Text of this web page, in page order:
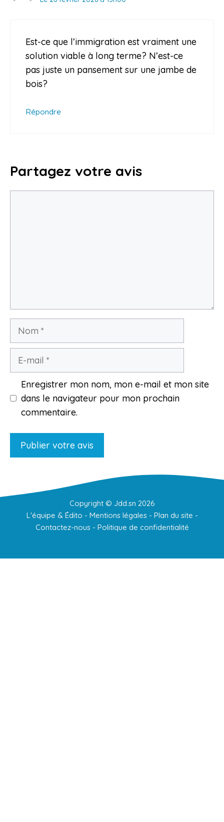
Est-ce que l’immigration est vraiment une
solution viable à long terme? N’est-ce
pas juste un pansement sur une jambe de
bois?
Répondre
Partagez votre avis
Nom
Enregistrer mon nom, mon e-mail et mon site
dans le navigateur pour mon prochain
commentaire.
Copyright © Jdd.sn 2026
L'équipe & Édito - Mentions légales- Plan du site -
Contactez-nous- Politique de confidentialité